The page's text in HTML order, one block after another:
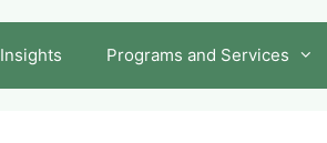
Programs and Services